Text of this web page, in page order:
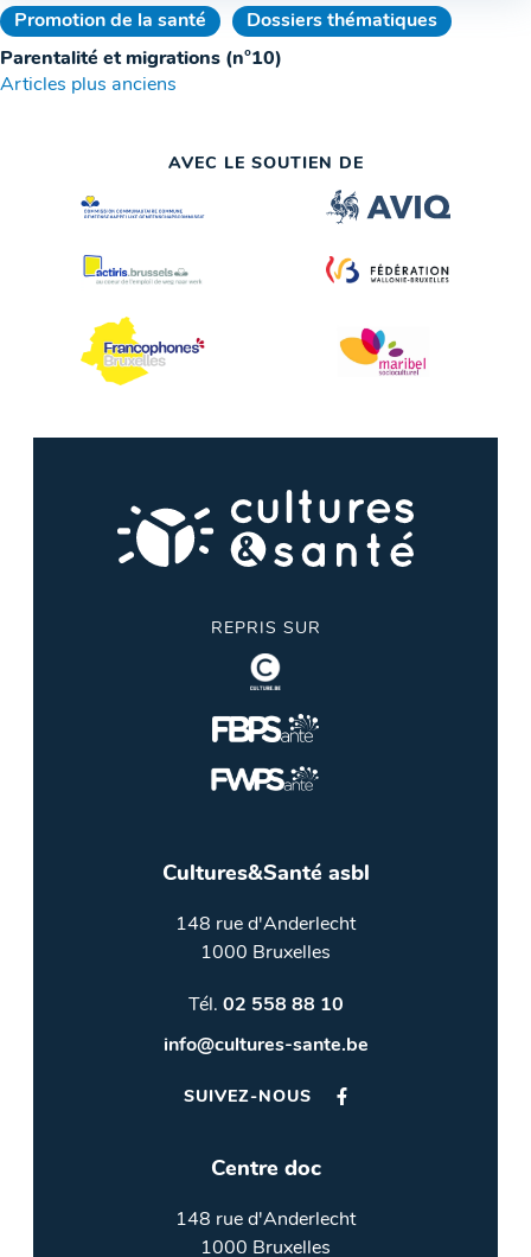
Promotion de la santé
Dossiers thématiques
Parentalité et migrations (n°10)
Navigation
articles
Articles plus anciens
AVEC LE SOUTIEN DE
REPRIS SUR
Cultures&Santé asbl
148 rue d'Anderlecht
1000 Bruxelles
Tél. 02 558 88 10
info@cultures-sante.be
SUIVEZ-NOUS
Centre doc
148 rue d'Anderlecht
1000 Bruxelles